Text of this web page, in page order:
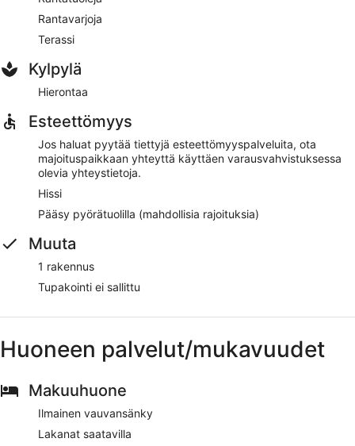
Rantavarjoja
Terassi
Kylpylä
Hierontaa
Esteettömyys
Jos haluat pyytää tiettyjä esteettömyyspalveluita, ota
majoituspaikkaan yhteyttä käyttäen varausvahvistuksessa
olevia yhteystietoja.
Hissi
Pääsy pyörätuolilla (mahdollisia rajoituksia)
Muuta
1 rakennus
Tupakointi ei sallittu
Huoneen palvelut/mukavuudet
Makuuhuone
Ilmainen vauvansänky
Lakanat saatavilla